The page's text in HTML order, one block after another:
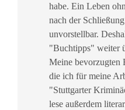
habe. Ein Leben
nach der
unvorstellbar.
"Buchtipps" weiter
Meine bevorzugten
die ich für meine
"Stuttgarter
lese außerdem